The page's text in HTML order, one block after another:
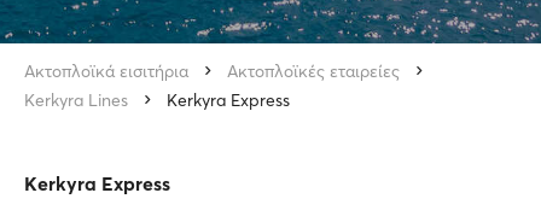
Ακτοπλοϊκά εισιτήρια
Ακτοπλοϊκές εταιρείες
Kerkyra Lines
Kerkyra Express
Kerkyra Express